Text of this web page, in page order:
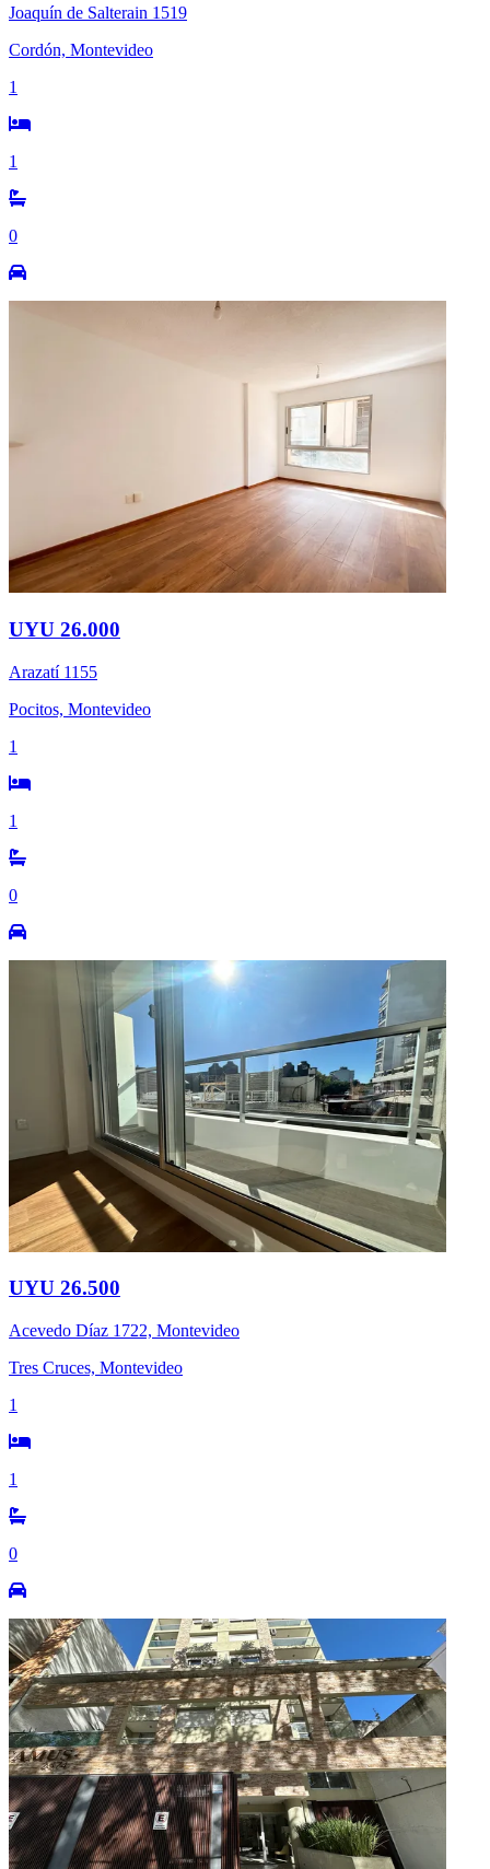
Joaquín de Salterain 1519
Cordón, Montevideo
1
1
0
UYU 26.000
Arazatí 1155
Pocitos, Montevideo
1
1
0
UYU 26.500
Acevedo Díaz 1722, Montevideo
Tres Cruces, Montevideo
1
1
0